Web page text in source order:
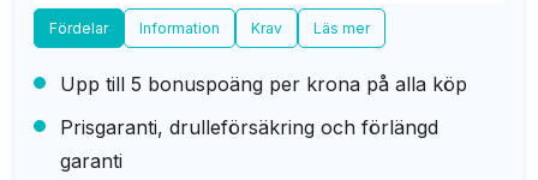
Fördelar Information Krav Läs mer
Upp till 5 bonuspoäng per krona på alla köp
Prisgaranti, drulleförsäkring och förlängd
garanti